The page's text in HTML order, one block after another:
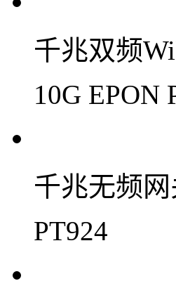
千兆双频
10G EPON
千兆无频网
PT924